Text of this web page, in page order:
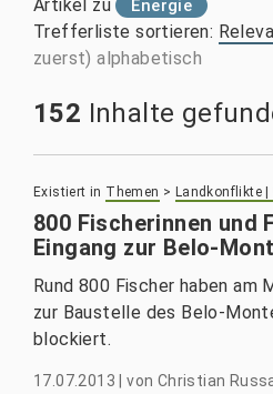
Artikel zu Energie
Trefferliste sortieren:
zuerst) alphabetisch
152 Inhalte
Existiert in Themen > Landkonflikte |
800 Fischerinnen und
Eingang zur Belo-
Rund 800 Fischer haben am
zur Baustelle des Belo-
blockiert.
17.07.2013 |von Christian